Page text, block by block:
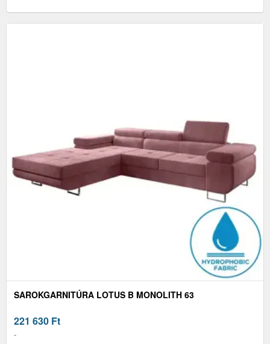
SAROKGARNITÚRA LOTUS B MONOLITH 63
221 630 Ft
-